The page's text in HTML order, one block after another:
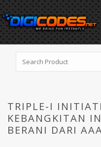
TRIPLE-I
KEBANGKITAN
BERANI DARI